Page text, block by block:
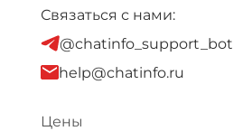
Связаться с нами:
@chatinfo_support_bot
help@chatinfo.ru
Цены